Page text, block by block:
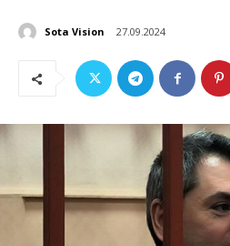
Sota Vision 27.09.2024